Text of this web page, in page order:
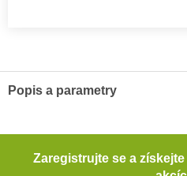
Popis a parametry
Krátké textilní rukavice se
přizpůsobí pohybům ruky, takže
Zaregistrujte se a